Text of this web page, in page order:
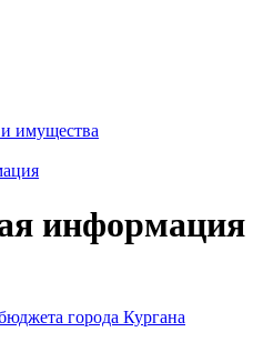
имущества
информация
города Кургана